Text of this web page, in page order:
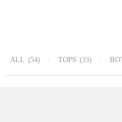
ALL (54) TOPS (33)